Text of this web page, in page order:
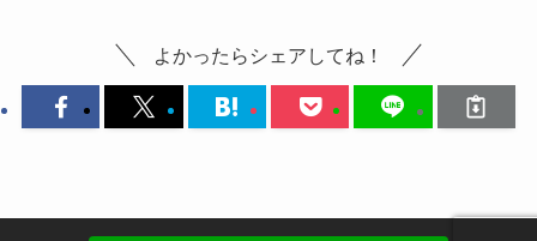
よかったらシェアしてね！